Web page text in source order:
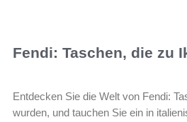
Fendi: Taschen, die zu
Entdecken Sie die Welt von Fendi:
wurden, und tauchen Sie ein in